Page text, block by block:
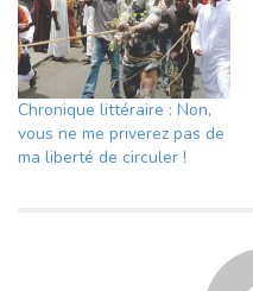
Chronique littéraire : Non,
vous ne me priverez pas de
ma liberté de circuler !